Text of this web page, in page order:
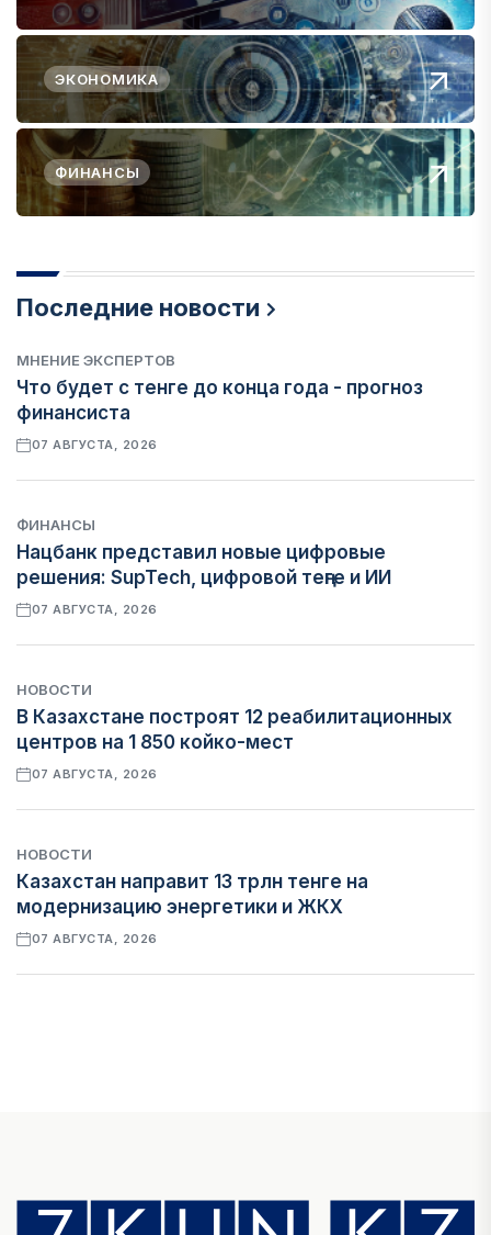
ЭКОНОМИКА
ФИНАНСЫ
Последние новости
МНЕНИЕ ЭКСПЕРТОВ
Что будет с тенге до конца года - прогноз
финансиста
07 АВГУСТА, 2026
ФИНАНСЫ
Нацбанк представил новые цифровые
решения: SupTech, цифровой теңге и ИИ
07 АВГУСТА, 2026
НОВОСТИ
В Казахстане построят 12 реабилитационных
центров на 1 850 койко-мест
07 АВГУСТА, 2026
НОВОСТИ
Казахстан направит 13 трлн тенге на
модернизацию энергетики и ЖКХ
07 АВГУСТА, 2026
Денежно-кредитная политика влияет не